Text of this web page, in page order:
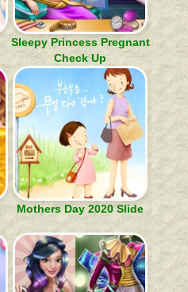
Sleepy Princess Pregnant
Check Up
Mothers Day 2020 Slide